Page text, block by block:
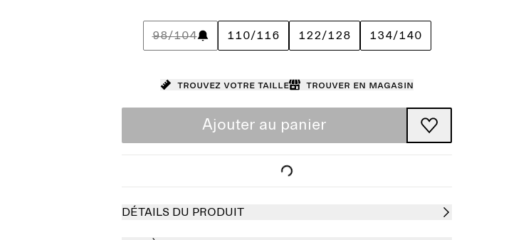
98/104 110/116 122/128 134/140
Trouvez votre taille Trouver en magasin
Ajouter au panier
DÉTAILS DU PRODUIT